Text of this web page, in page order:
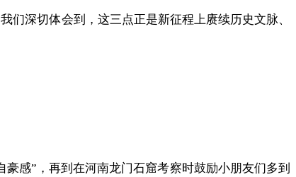
深切体会到，这三点正是新征程上赓续历史文脉、
感”，再到在河南龙门石窟考察时鼓励小朋友们多到